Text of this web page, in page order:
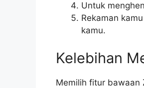
Untuk
Rekaman
kamu.
Kelebihan
Memilih fitur bawaan